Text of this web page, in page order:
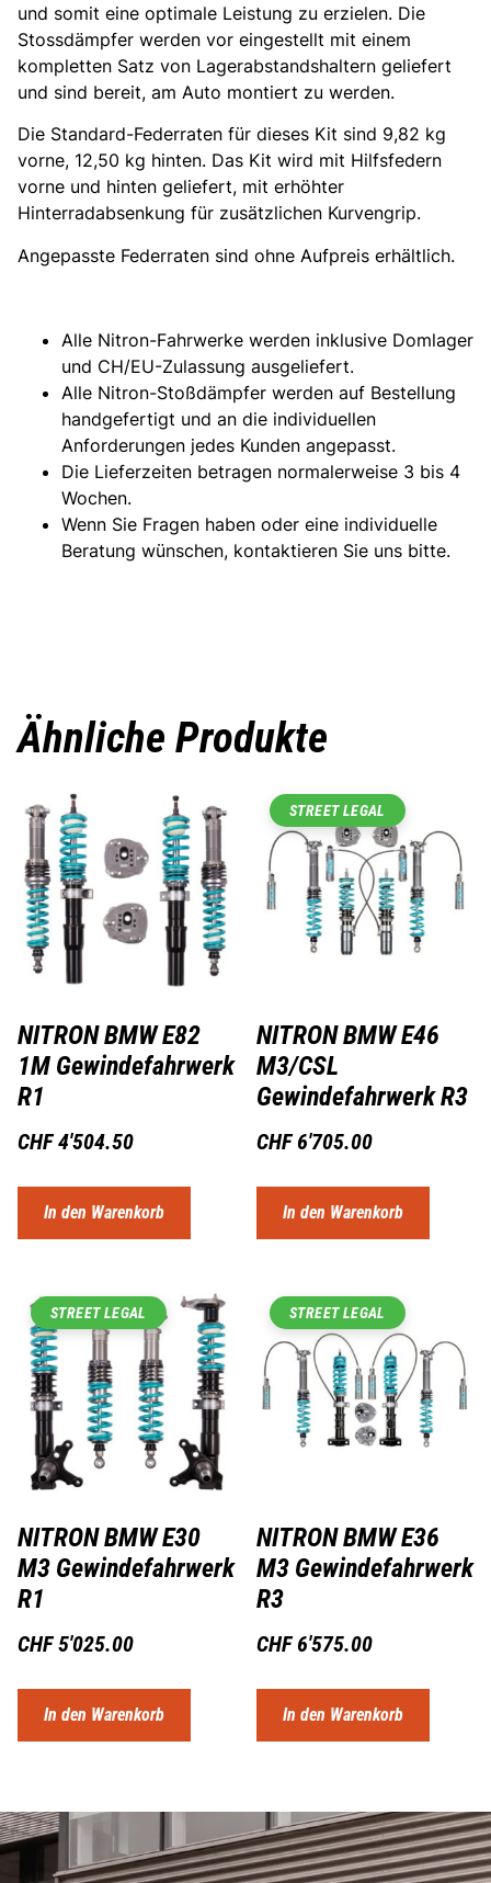
und somit eine optimale Leistung zu erzielen. Die
Stossdämpfer werden vor eingestellt mit einem
kompletten Satz von Lagerabstandshaltern geliefert
und sind bereit, am Auto montiert zu werden.
Die Standard-Federraten für dieses Kit sind 9,82 kg
vorne, 12,50 kg hinten. Das Kit wird mit Hilfsfedern
vorne und hinten geliefert, mit erhöhter
Hinterradabsenkung für zusätzlichen Kurvengrip.
Angepasste Federraten sind ohne Aufpreis erhältlich.
Alle Nitron-Fahrwerke werden inklusive Domlager
und CH/EU-Zulassung ausgeliefert.
Alle Nitron-Stoßdämpfer werden auf Bestellung
handgefertigt und an die individuellen
Anforderungen jedes Kunden angepasst.
Die Lieferzeiten betragen normalerweise 3 bis 4
Wochen.
Wenn Sie Fragen haben oder eine individuelle
Beratung wünschen, kontaktieren Sie uns bitte.
Ähnliche Produkte
NITRON BMW E82
1M Gewindefahrwerk
R1
CHF4'504.50
In den Warenkorb
STREET LEGAL
NITRON BMW E46
M3/CSL
Gewindefahrwerk R3
CHF6'705.00
In den Warenkorb
STREET LEGAL
NITRON BMW E30
M3 Gewindefahrwerk
R1
CHF5'025.00
In den Warenkorb
STREET LEGAL
NITRON BMW E36
M3 Gewindefahrwerk
R3
CHF6'575.00
In den Warenkorb